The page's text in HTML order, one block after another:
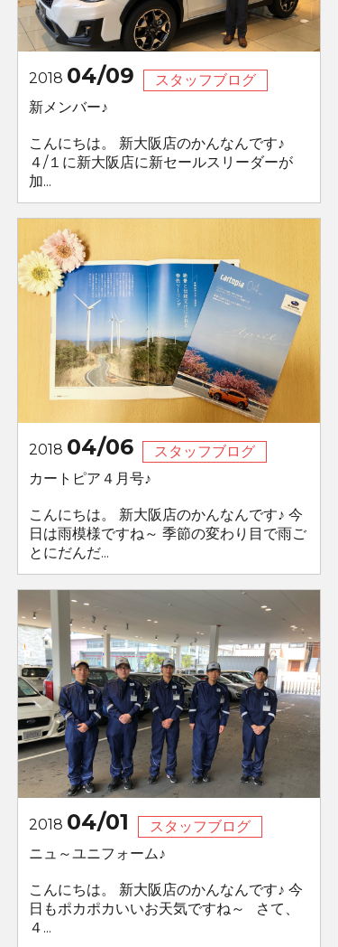
2018 04/09
スタッフブログ
新メンバー♪
こんにちは。 新大阪店のかんなんです♪
４/１に新大阪店に新セールスリーダーが
加...
2018 04/06
スタッフブログ
カートピア４月号♪
こんにちは。 新大阪店のかんなんです♪ 今
日は雨模様ですね～ 季節の変わり目で雨ご
とにだんだ...
2018 04/01
スタッフブログ
ニュ～ユニフォーム♪
こんにちは。 新大阪店のかんなんです♪ 今
日もポカポカいいお天気ですね～ さて、
４...